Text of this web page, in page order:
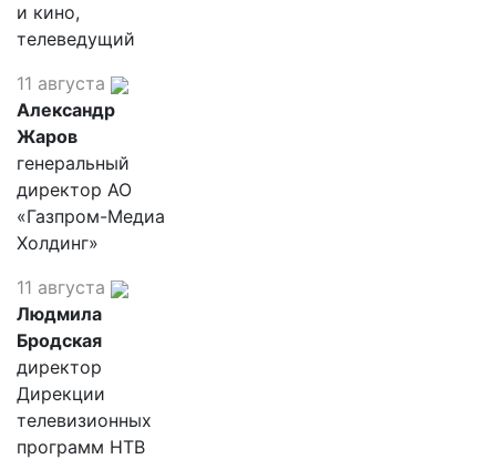
и кино,
телеведущий
11 августа
Александр
Жаров
генеральный
директор АО
«Газпром-Медиа
Холдинг»
11 августа
Людмила
Бродская
директор
Дирекции
телевизионных
программ НТВ